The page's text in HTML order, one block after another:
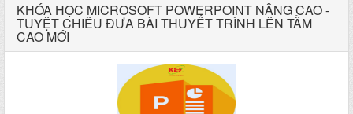
KHÓA HỌC MICROSOFT POWERPOINT NÂNG CAO -
TUYỆT CHIÊU ĐƯA BÀI THUYẾT TRÌNH LÊN TẦM
CAO MỚI